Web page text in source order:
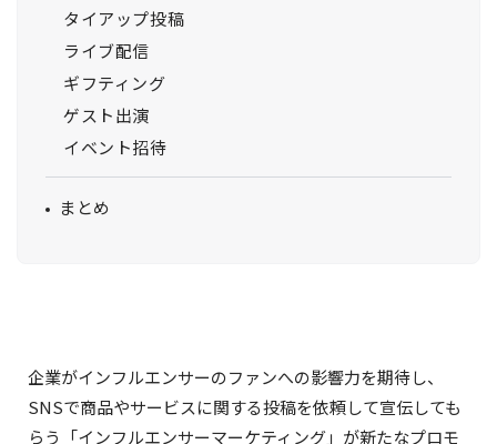
にあるか
タイアップ投稿
ライブ配信
ギフティング
ゲスト出演
イベント招待
まとめ
企業がインフルエンサーのファンへの影響力を期待し、
SNSで商品やサービスに関する投稿を依頼して宣伝しても
らう「インフルエンサーマーケティング」が新たなプロモ